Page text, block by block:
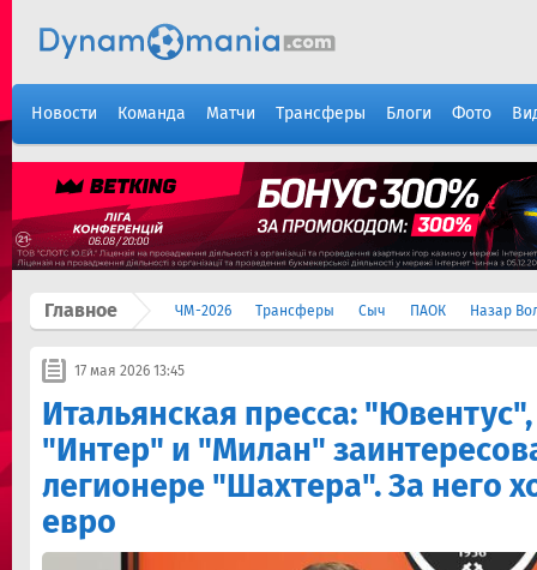
Новости Команда Матчи Трансферы Блоги Фото
Главное ЧМ-2026 Трансферы Сыч ПАОК Назар
17 мая 2026 13:45
Итальянская пресса:
"Интер" и "Милан"
легионере "Шахтера". За него
евро